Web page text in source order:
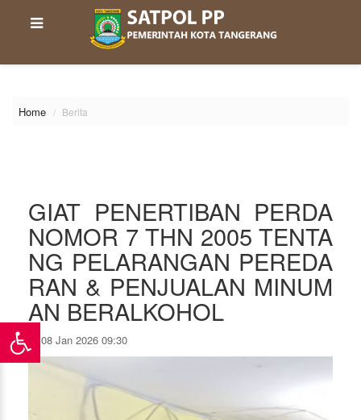
Home Berita
GIAT PENERTIBAN PERDA
NOMOR 7 THN 2005 TENTA
NG PELARANGAN PEREDA
RAN & PENJUALAN MINUM
AN BERALKOHOL
08 Jan 2026 09:30